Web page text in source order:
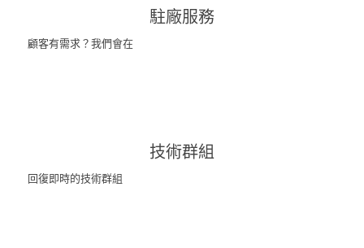
駐廠服務
顧客有需求？我們會在
技術群組
回復即時的技術群組